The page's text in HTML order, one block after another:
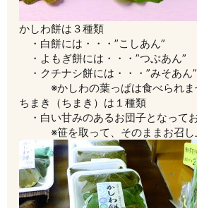
かしわ餅は３種類
・白餅には・・・”こしあん”
・よもぎ餅には・・・”つぶあん”
・クチナシ餅には・・・”みそあん”
※かしわの葉っぱは食べられま
ちまき（ちまき）は１種類
・白い甘みのあるお団子となってお
※笹を取って、そのままお召し上